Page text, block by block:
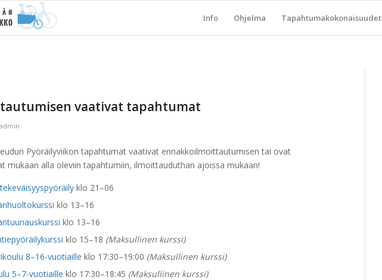
Info Ohjelma Tapahtumakokonaisuudet
vaativat tapahtumat
admin
Pyöräilyviikon tapahtumat vaativat ennakkoilmoittautumisen tai ovat
mukaan alla oleviin tapahtumiin, ilmoittauduthan ajoissa mukaan!
klo 21–06
klo 13–16
klo 13–16
klo 15–18 (Maksullinen kurssi)
8–16-vuotiaille klo 17:30–19:00 (Maksullinen kurssi)
5–7-vuotiaille klo 17:30–18:45 (Maksullinen kurssi)